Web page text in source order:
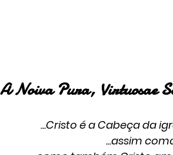
A Noiva Pura, Virtuosae
...Cristo é a Cabeça da
...assim